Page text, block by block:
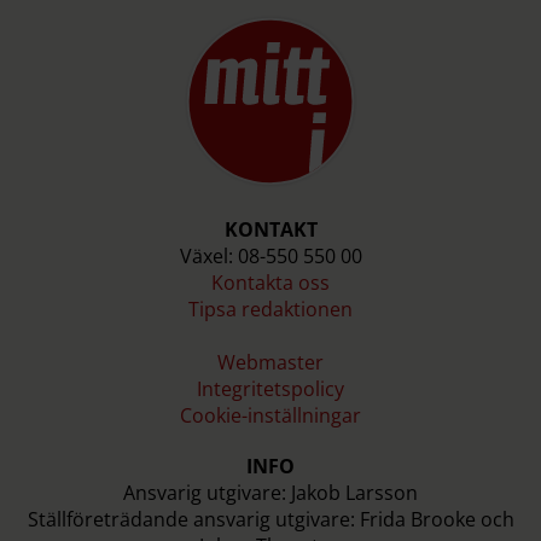
KONTAKT
Växel: 08-550 550 00
Kontakta oss
Tipsa redaktionen
Webmaster
Integritetspolicy
Cookie-inställningar
INFO
Ansvarig utgivare: Jakob Larsson
Ställföreträdande ansvarig utgivare: Frida Brooke och